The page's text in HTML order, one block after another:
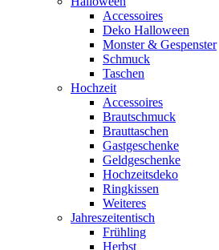
Accessoires
Deko Halloween
Monster & Gespenster
Schmuck
Taschen
Hochzeit
Accessoires
Brautschmuck
Brauttaschen
Gastgeschenke
Geldgeschenke
Hochzeitsdeko
Ringkissen
Weiteres
Jahreszeitentisch
Frühling
Herbst